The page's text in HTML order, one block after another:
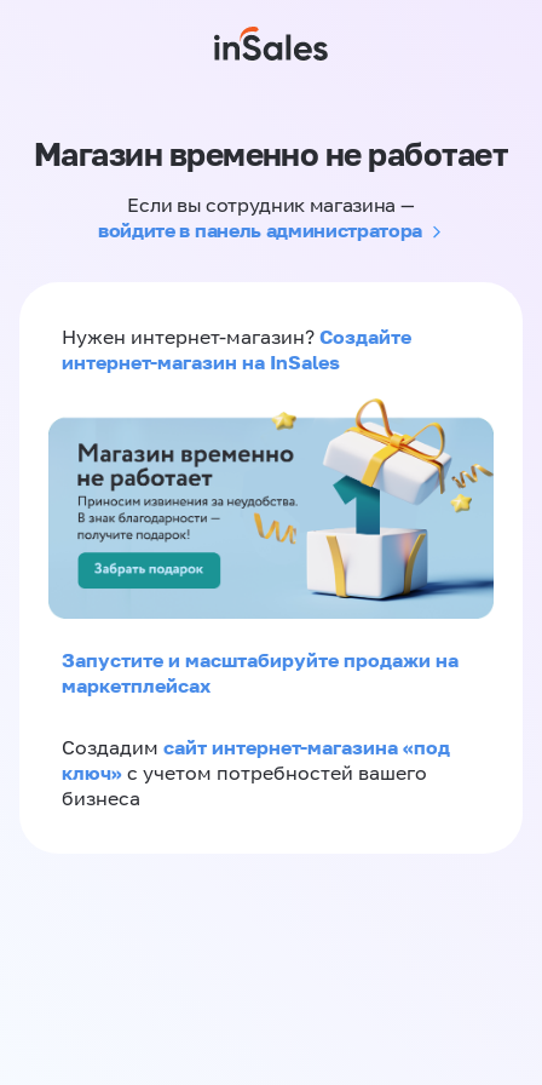
Магазин временно не работает
Если вы сотрудник магазина —
войдите в панель администратора
Нужен интернет-магазин? Создайте
интернет-магазин на InSales
Запустите и масштабируйте продажи на
маркетплейсах
Создадим сайт интернет-магазина «под
ключ» с учетом потребностей вашего
бизнеса